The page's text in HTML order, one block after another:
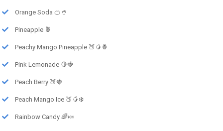
Orange Soda 🍊🥤
Pineapple 🍍
Peachy Mango Pineapple 🍑🥭🍍
Pink Lemonade 🍋🍓
Peach Berry 🍑🍓
Peach Mango Ice 🍑🥭❄️
Rainbow Candy 🌈🍬